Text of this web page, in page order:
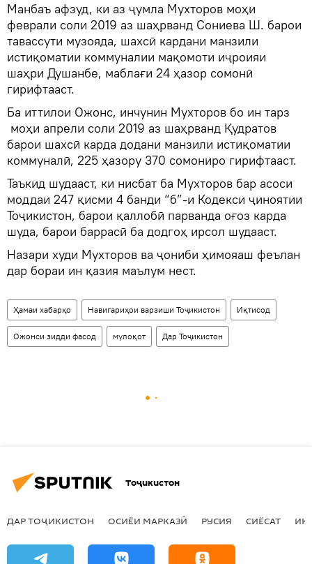
Манбаъ афзуд, ки аз ҷумла Мухторов моҳи
феврали соли 2019 аз шаҳрванд Сониева Ш. барои
тавассути музояда, шахсӣ кардани манзили
истиқоматии коммуналии мақомоти иҷроияи
шаҳри Душанбе, маблағи 24 ҳазор сомонӣ
гирифтааст.
Ба иттилои Ожонс, инчунин Мухторов бо ин тарз
моҳи апрели соли 2019 аз шаҳрванд Қудратов
барои шахсӣ карда додани манзили истиқоматии
коммуналӣ, 225 ҳазору 370 сомониро гирифтааст.
Таъкид шудааст, ки нисбат ба Мухторов бар асоси
моддаи 247 қисми 4 банди “б”-и Кодекси ҷиноятии
Тоҷикистон, барои қаллобӣ парванда оғоз карда
шуда, барои баррасӣ ба додгоҳ ирсол шудааст.
Назари худи Мухторов ва ҷониби ҳимояаш феълан
дар бораи ин қазия маълум нест.
Ҳамаи хабарҳо Навигариҳои варзиши Тоҷикистон Иқтисод
Ожонси зидди фасод мулоқот Дар Тоҷикистон
Тоҷикистон
ДАР ТОҶИКИСТОН ОСИЁИ МАРКАЗӢ РУСИЯ СИЁСАТ